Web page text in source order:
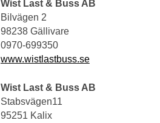
Wist Last & Buss AB
Bilvägen 2
98238 Gällivare
0970-699350
www.wistlastbuss.se
Wist Last & Buss AB
Stabsvägen11
95251 Kalix